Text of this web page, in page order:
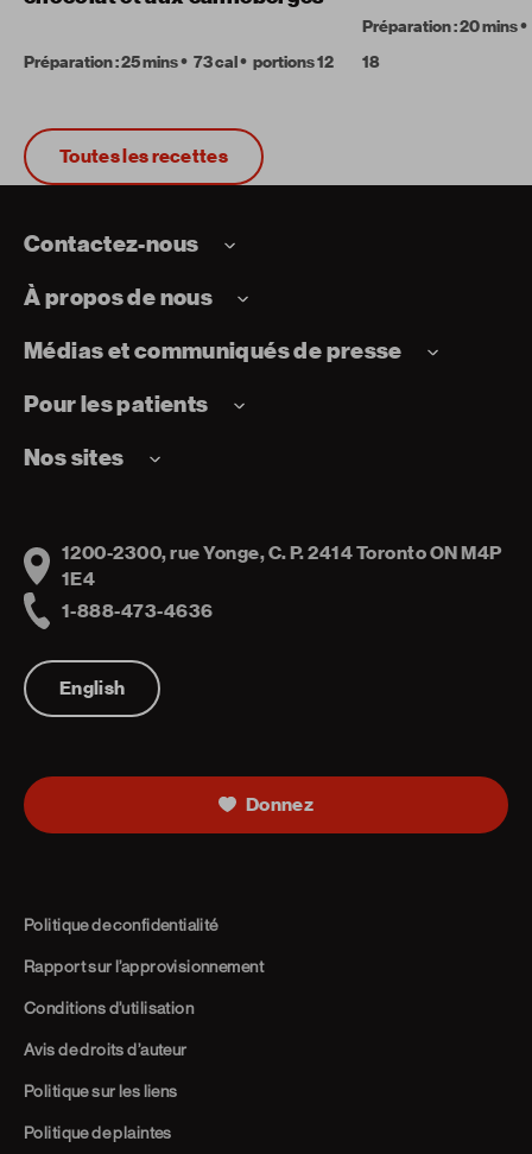
Préparation : 25 mins 73 cal portions 12
Préparation : 20 mins
18
Toutes les recettes
Contactez-nous
À propos de nous
Médias et communiqués de presse
Pour les patients
Nos sites
Address
1200-2300, rue Yonge, C. P. 2414 Toronto ON M4P
1E4
1-888-473-4636
English
Donnez
Politique de confidentialité
Rapport sur l’approvisionnement
Conditions d’utilisation
Avis de droits d’auteur
Politique sur les liens
Politique de plaintes